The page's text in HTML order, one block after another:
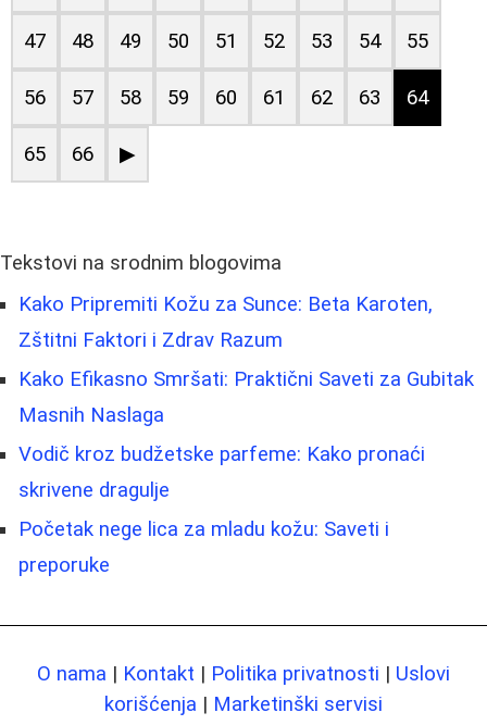
47 48 49 50 51 52 53 54 55
56 57 58 59 60 61 62 63 64
65 66 ▶
Tekstovi na srodnim blogovima
Kako Pripremiti Kožu za Sunce: Beta Karoten,
Zštitni Faktori i Zdrav Razum
Kako Efikasno Smršati: Praktični Saveti za Gubitak
Masnih Naslaga
Vodič kroz budžetske parfeme: Kako pronaći
skrivene dragulje
Početak nege lica za mladu kožu: Saveti i
preporuke
O nama | Kontakt | Politika privatnosti | Uslovi
korišćenja | Marketinški servisi